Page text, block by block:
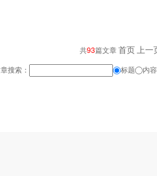
共93篇文章首页上一
搜索：
标题 内容